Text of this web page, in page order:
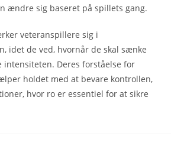
ændre sig baseret på spillets gang.
veteranspillere sig i
idet de ved, hvornår de skal sænke
intensiteten. Deres forståelse for
holdet med at bevare kontrollen,
hvor ro er essentiel for at sikre